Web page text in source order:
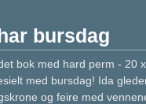
bursdag
bok med hard perm - 20
med bursdag! Ida
og feire med